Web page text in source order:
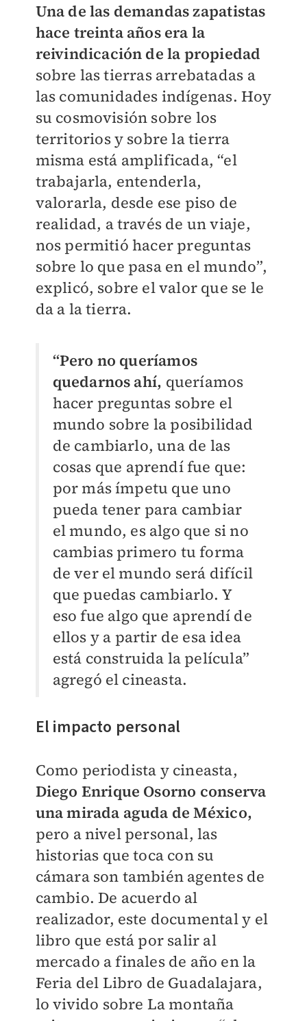
Una de las demandas zapatistas
hace treinta años era la
reivindicación de la propiedad
sobre las tierras arrebatadas a
las comunidades indígenas. Hoy
su cosmovisión sobre los
territorios y sobre la tierra
misma está amplificada, “el
trabajarla, entenderla,
valorarla, desde ese piso de
realidad, a través de un viaje,
nos permitió hacer preguntas
sobre lo que pasa en el mundo”,
explicó, sobre el valor que se le
da a la tierra.
“Pero no queríamos
quedarnos ahí, queríamos
hacer preguntas sobre el
mundo sobre la posibilidad
de cambiarlo, una de las
cosas que aprendí fue que:
por más ímpetu que uno
pueda tener para cambiar
el mundo, es algo que si no
cambias primero tu forma
de ver el mundo será difícil
que puedas cambiarlo. Y
eso fue algo que aprendí de
ellos y a partir de esa idea
está construida la película”
agregó el cineasta.
El impacto personal
Como periodista y cineasta,
Diego Enrique Osorno conserva
una mirada aguda de México,
pero a nivel personal, las
historias que toca con su
cámara son también agentes de
cambio. De acuerdo al
realizador, este documental y el
libro que está por salir al
mercado a finales de año en la
Feria del Libro de Guadalajara,
lo vivido sobre La montaña